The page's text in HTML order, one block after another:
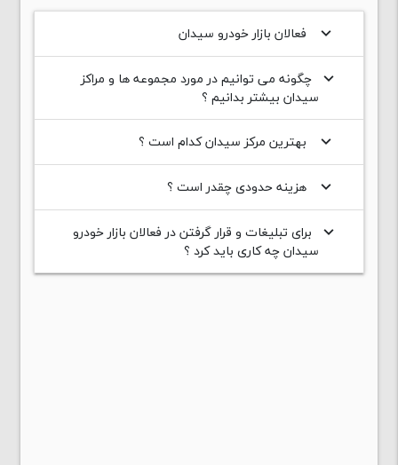
keyboard_arrow_down فعالان بازار خودرو سیدان
keyboard_arrow_down چگونه می توانیم در مورد مجموعه ها و مراکز
سیدان بیشتر بدانیم ؟
keyboard_arrow_down بهترین مرکز سیدان کدام است ؟
keyboard_arrow_down هزینه حدودی چقدر است ؟
keyboard_arrow_down
برای تبلیغات و قرار گرفتن در فعالان بازار خودرو
سیدان چه کاری باید کرد ؟